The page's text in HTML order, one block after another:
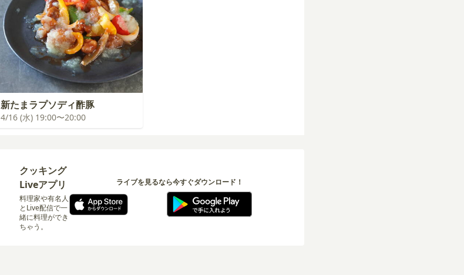
新たまラプソディ酢豚
4/16 (水) 19:00〜20:00
クッキング
Liveアプリ
料理家や有名人
とLive配信で一
緒に料理ができ
ちゃう。
ライブを見るなら今すぐダウンロード！